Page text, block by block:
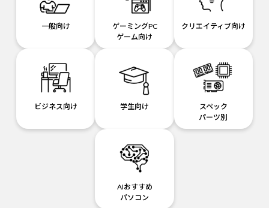
一般向け
ゲーミングPC
ゲーム向け
クリエイティブ向け
ビジネス向け 学生向け
スペック
パーツ別
AIおすすめ
パソコン